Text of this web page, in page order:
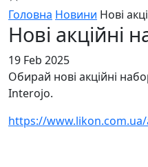
Головна Новини Нові
Нові акційні
19 Feb 2025
Обирай нові акційні
Interojo.
https://